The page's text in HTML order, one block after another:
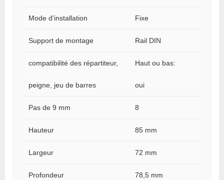
Mode d'installation Fixe
Support de montage Rail DIN
compatibilité des répartiteur,
peigne, jeu de barres
Haut ou bas:
oui
Pas de 9 mm 8
Hauteur 85 mm
Largeur 72 mm
Profondeur 78,5 mm